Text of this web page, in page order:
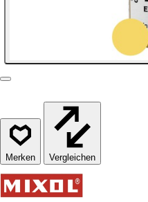
Vergleichen